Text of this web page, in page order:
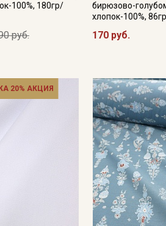
100%, 180гр/
руб.
бирюзово-
хлопок-100%,
170 руб.
20% АКЦИЯ